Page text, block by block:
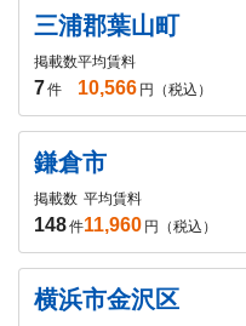
三浦郡葉山町
掲載数
7件
平均賃料
10,566 円（税込）
鎌倉市
掲載数
148件
平均賃料
11,960 円（税込）
横浜市金沢区